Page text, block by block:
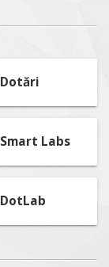
Dotări
Smart Labs
DotLab